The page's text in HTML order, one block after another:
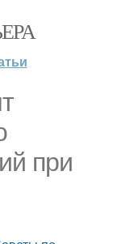
при